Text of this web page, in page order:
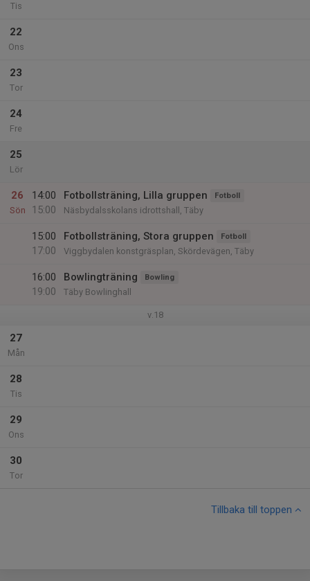
Tis
22
Ons
23
Tor
24
Fre
25
Lör
26
Sön
14:00
15:00
Fotbollsträning, Lilla gruppen Fotboll
Näsbydalsskolans idrottshall, Täby
15:00
17:00
Fotbollsträning, Stora gruppen Fotboll
Viggbydalen konstgräsplan, Skördevägen, Täby
16:00
19:00
Bowlingträning Bowling
Täby Bowlinghall
v.18
27
Mån
28
Tis
29
Ons
30
Tor
Tillbaka till toppen